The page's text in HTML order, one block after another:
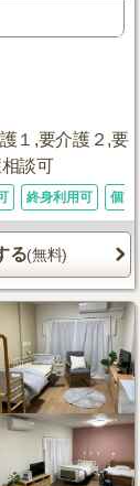
１,要介護２,要
談可
終身利用可 個室
る(無料)